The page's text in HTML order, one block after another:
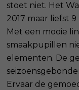
stoet niet. Het
2017 maar liefst
Met een mooie
smaakpupillen
elementen. De
Ervaar de